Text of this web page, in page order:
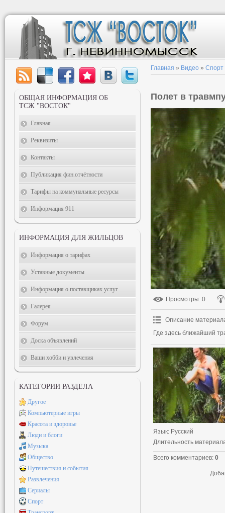
Главная » Видео » Спорт
Полет в
Просмотры: 0
Описание
Где здесь ближайший
Язык: Русский
Длительность
Всего комментариев: 0
ОБЩАЯ ИНФОРМАЦИЯ ОБ
ТСЖ "ВОСТОК"
Главная
Реквизиты
Контакты
Публикация фин.отчётности
Тарифы на коммунальные ресурсы
Информация 911
ИНФОРМАЦИЯ ДЛЯ ЖИЛЬЦОВ
Информация о тарифах
Уставные документы
Информация о поставщиках услуг
Галерея
Форум
Доска объявлений
Ваши хобби и увлечения
КАТЕГОРИИ РАЗДЕЛА
Другое
Компьютерные игры
Красота и здоровье
Люди и блоги
Музыка
Общество
Путешествия и события
Развлечения
Сериалы
Спорт